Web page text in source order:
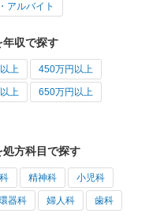
アルバイト
年収で探す
上 450万円以上
上 650万円以上
方科目で探す
精神科 小児科
器科 婦人科 歯科